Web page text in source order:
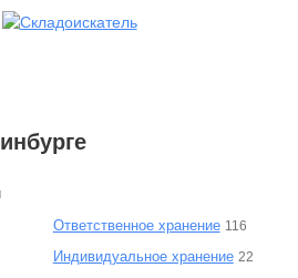
Ответственное хранение 116
Индивидуальное хранение 22